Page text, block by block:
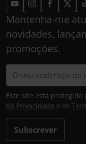
Mantenha-me
novidades,
promoções.
Subscrever
Este site está protegido
de Privacidade e os